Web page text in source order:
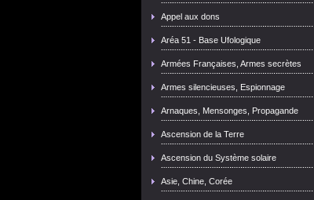
Appel aux dons
Aréa 51 - Base Ufologique
Armées Françaises, Armes secrètes
Armes silencieuses, Espionnage
Arnaques, Mensonges, Propagande
Ascension de la Terre
Ascension du Système solaire
Asie, Chine, Corée